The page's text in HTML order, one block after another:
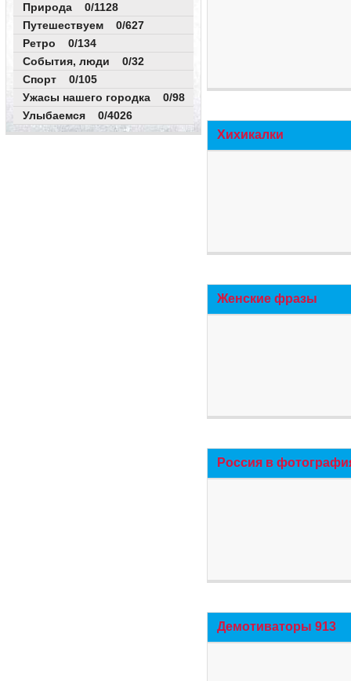
Природа 0/1128
Путешествуем 0/627
Ретро 0/134
События, люди 0/32
Спорт 0/105
Ужасы нашего городка 0/98
Улыбаемся 0/4026
Хихикалки
Женские фразы
Россия в
Демотиваторы 913